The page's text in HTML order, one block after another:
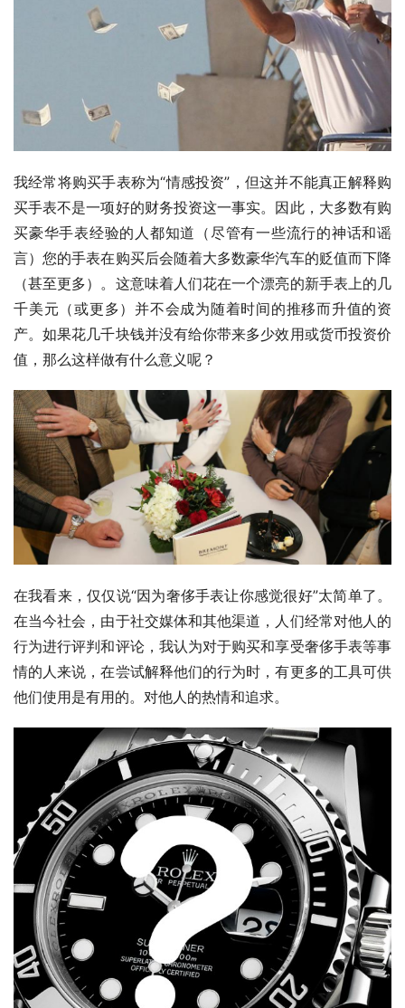
我经常将购买手表称为“情感投资”，但这并不能真正解释购
买手表不是一项好的财务投资这一事实。因此，大多数有购
买豪华手表经验的人都知道（尽管有一些流行的神话和谣
言）您的手表在购买后会随着大多数豪华汽车的贬值而下降
（甚至更多）。这意味着人们花在一个漂亮的新手表上的几
千美元（或更多）并不会成为随着时间的推移而升值的资
产。如果花几千块钱并没有给你带来多少效用或货币投资价
值，那么这样做有什么意义呢？
在我看来，仅仅说“因为奢侈手表让你感觉很好”太简单了。
在当今社会，由于社交媒体和其他渠道，人们经常对他人的
行为进行评判和评论，我认为对于购买和享受奢侈手表等事
情的人来说，在尝试解释他们的行为时，有更多的工具可供
他们使用是有用的。对他人的热情和追求。